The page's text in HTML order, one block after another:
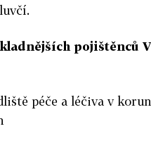
pojištěnců
péče a léčiva v